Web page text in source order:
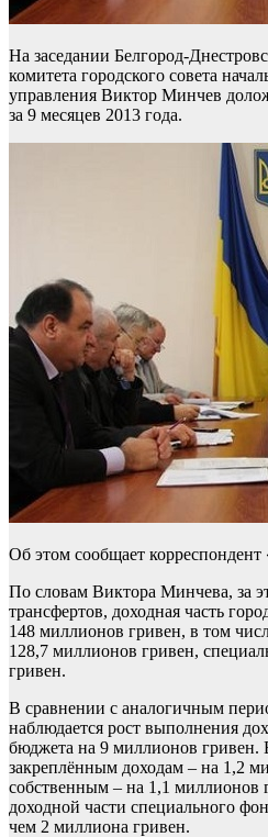
На заседании Белгород-
комитета городского совета
управления Виктор Минчев
за 9 месяцев 2013 года.
Об этом сообщает корреспондент
По словам Виктора Минчева, за
трансфертов, доходная часть
148 миллионов гривен, в том
128,7 миллионов гривен,
гривен.
В сравнении с аналогичным
наблюдается рост выполнения
бюджета на 9 миллионов гривен.
закреплённым доходам – на 1,2
собственным – на 1,1 миллионов
доходной части специального
чем 2 миллиона гривен.